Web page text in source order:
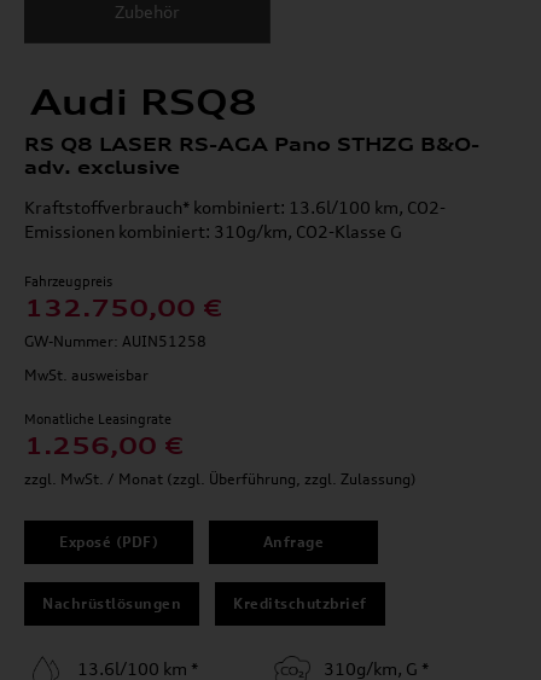
Zubehör
Audi RSQ8
RS Q8 LASER RS-AGA Pano STHZG B&O-
adv. exclusive
Kraftstoffverbrauch* kombiniert: 13.6l/100 km, CO2-
Emissionen kombiniert: 310g/km, CO2-Klasse G
Fahrzeugpreis
132.750,00 €
GW-Nummer: AUIN51258
MwSt. ausweisbar
Monatliche Leasingrate
1.256,00 €
zzgl. MwSt. / Monat (zzgl. Überführung, zzgl. Zulassung)
Exposé (PDF) Anfrage
Nachrüstlösungen Kreditschutzbrief
13.6l/100 km * 310g/km, G *